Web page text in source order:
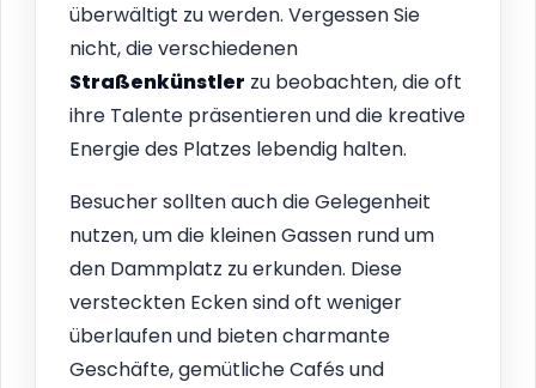
überwältigt zu werden. Vergessen Sie
nicht, die verschiedenen
Straßenkünstler zu beobachten, die oft
ihre Talente präsentieren und die kreative
Energie des Platzes lebendig halten.
Besucher sollten auch die Gelegenheit
nutzen, um die kleinen Gassen rund um
den Dammplatz zu erkunden. Diese
versteckten Ecken sind oft weniger
überlaufen und bieten charmante
Geschäfte, gemütliche Cafés und